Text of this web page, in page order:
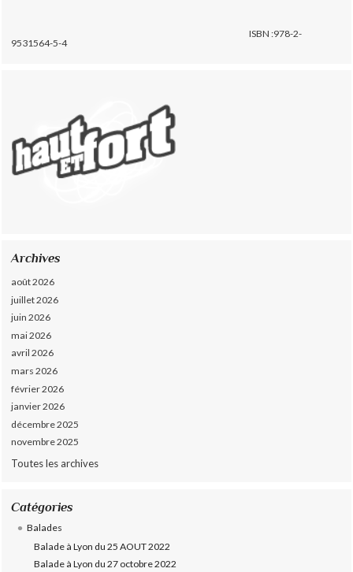
ISBN :978-2-
9531564-5-4
Archives
août 2026
juillet 2026
juin 2026
mai 2026
avril 2026
mars 2026
février 2026
janvier 2026
décembre 2025
novembre 2025
Toutes les archives
Catégories
Balades
Balade à Lyon du 25 AOUT 2022
Balade à Lyon du 27 octobre 2022